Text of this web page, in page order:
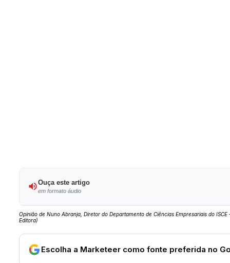
Ouça este artigo
em formato áudio
Opinião de Nuno Abranja, Diretor do Departamento de Ciências Empresariais do
Editora)
Escolha a Marketeer como fonte preferida no